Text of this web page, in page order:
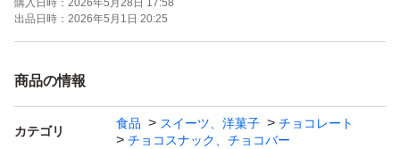
購入日時： 2026年5月28日 17:58
出品日時： 2026年5月1日 20:25
商品の情報
カテゴリ
食品 スイーツ、洋菓子
チョコレート
チョコスナック、チョコバー